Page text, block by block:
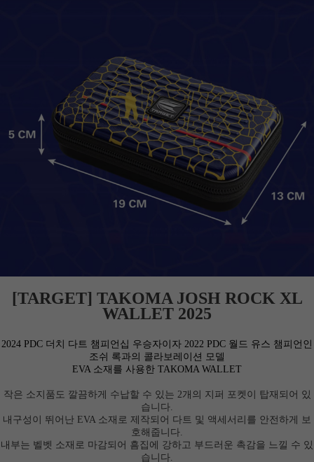
[TARGET] TAKOMA JOSH ROCK XL
WALLET 2025
2024 PDC 더치 다트 챔피언십 우승자이자 2022 PDC 월드 유스 챔피언인
조쉬 록과의 콜라보레이션 모델
EVA 소재를 사용한 TAKOMA WALLET
작은 소지품도 깔끔하게 수납할 수 있는 2개의 지퍼 포켓이 탑재되어 있
습니다.
내구성이 뛰어난 EVA 소재로 제작되어 다트 및 액세서리를 안전하게 보
호해줍니다.
내부는 벨벳 소재로 마감되어 흠집에 강하고 부드러운 촉감을 느낄 수 있
습니다.